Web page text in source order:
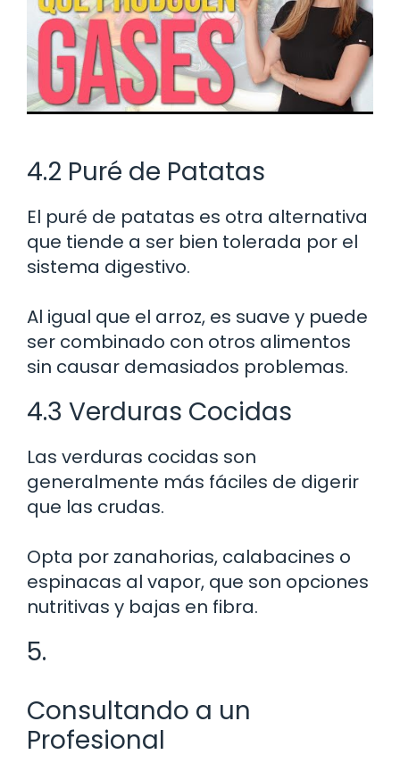
4.2 Puré de Patatas
El puré de patatas es otra alternativa
que tiende a ser bien tolerada por el
sistema digestivo.
Al igual que el arroz, es suave y puede
ser combinado con otros alimentos
sin causar demasiados problemas.
4.3 Verduras Cocidas
Las verduras cocidas son
generalmente más fáciles de digerir
que las crudas.
Opta por zanahorias, calabacines o
espinacas al vapor, que son opciones
nutritivas y bajas en fibra.
5.
Consultando a un
Profesional